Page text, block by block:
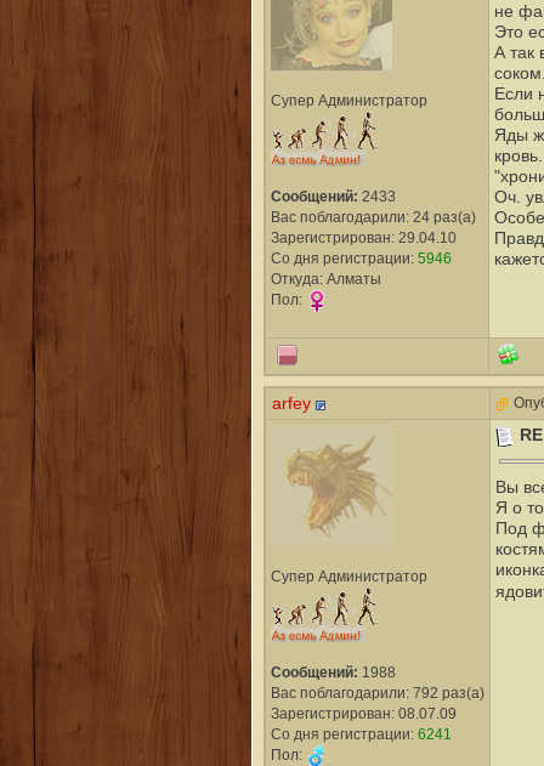
Супер Администратор
Сообщений: 2433
Вас поблагодарили: 24 раз(а)
Зарегистрирован: 29.04.10
Со дня регистрации: 5946
Откуда: Алматы
Пол:
не
Это
А так
Если
Яды
Оч.
arfey
Супер Администратор
Сообщений: 1988
Вас поблагодарили: 792 раз(а)
Зарегистрирован: 08.07.09
Со дня регистрации: 6241
Пол:
Вы
Я о
Под